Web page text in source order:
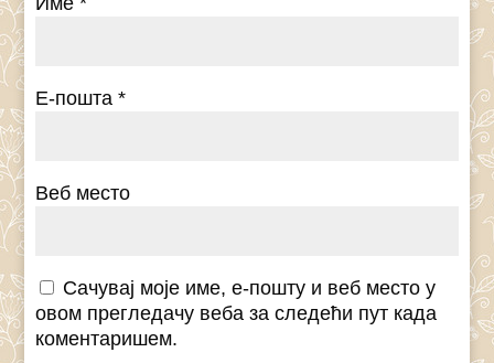
Е-пошта*
Веб место
Сачувај моје име, е-пошту и веб место у
овом прегледачу веба за следећи пут када
коментаришем.